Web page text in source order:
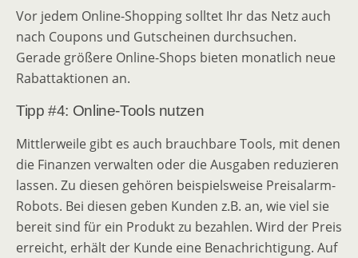
Vor jedem Online-Shopping solltet Ihr das Netz auch
nach Coupons und Gutscheinen durchsuchen.
Gerade größere Online-Shops bieten monatlich neue
Rabattaktionen an.
Tipp #4: Online-Tools nutzen
Mittlerweile gibt es auch brauchbare Tools, mit denen
die Finanzen verwalten oder die Ausgaben reduzieren
lassen. Zu diesen gehören beispielsweise Preisalarm-
Robots. Bei diesen geben Kunden z.B. an, wie viel sie
bereit sind für ein Produkt zu bezahlen. Wird der Preis
erreicht, erhält der Kunde eine Benachrichtigung. Auf